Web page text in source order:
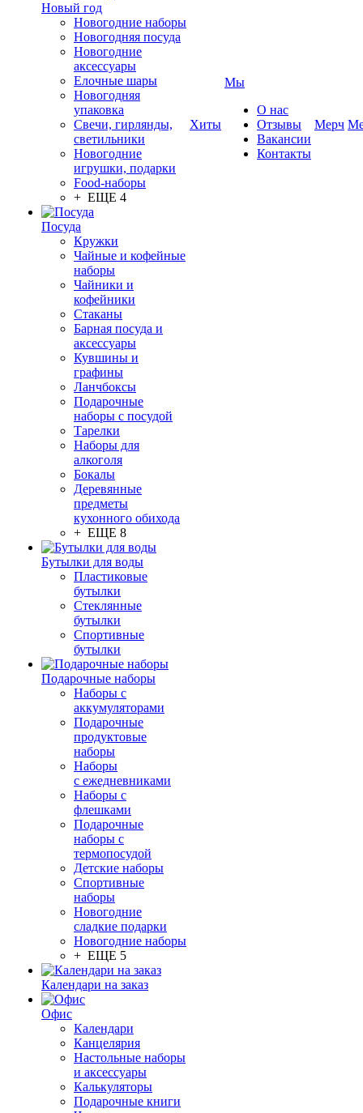
Новый год
Новогодние наборы
Новогодняя посуда
Новогодние
аксессуары
Елочные шары
Новогодняя
упаковка
Свечи, гирлянды,
светильники
Новогодние
игрушки, подарки
Food-наборы
+ ЕЩЕ 4
Посуда
Кружки
Чайные и кофейные
наборы
Чайники и
кофейники
Стаканы
Барная посуда и
аксессуары
Кувшины и
графины
Ланчбоксы
Подарочные
наборы с посудой
Тарелки
Наборы для
алкоголя
Бокалы
Деревянные
предметы
кухонного обихода
+ ЕЩЕ 8
Бутылки для воды
Пластиковые
бутылки
Стеклянные
бутылки
Спортивные
бутылки
Подарочные наборы
Наборы с
аккумуляторами
Подарочные
продуктовые
наборы
Наборы
с ежедневниками
Наборы с
флешками
Подарочные
наборы с
термопосудой
Детские наборы
Спортивные
наборы
Новогодние
сладкие подарки
Новогодние наборы
+ ЕЩЕ 5
Календари на заказ
Офис
Календари
Канцелярия
Настольные наборы
и аксессуары
Калькуляторы
Подарочные книги
Хиты
Мы
О нас
Отзывы
Вакансии
Контакты
Мерч